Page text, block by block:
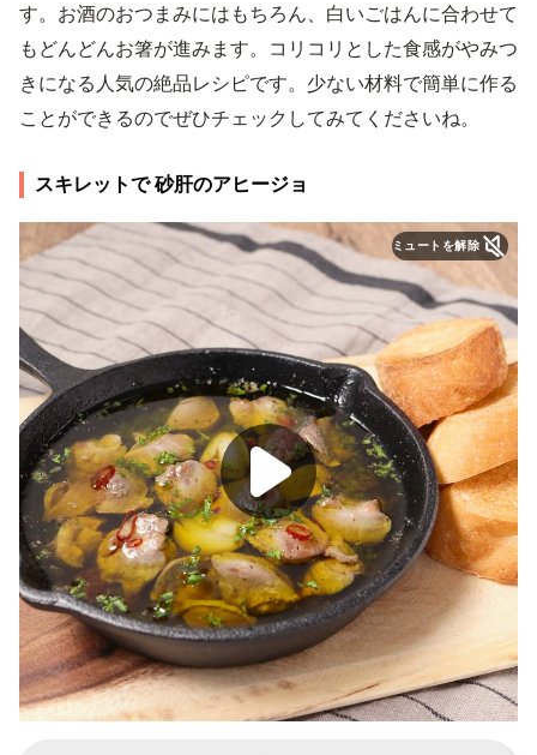
す。お酒のおつまみにはもちろん、白いごはんに合わせて
もどんどんお箸が進みます。コリコリとした食感がやみつ
きになる人気の絶品レシピです。少ない材料で簡単に作る
ことができるのでぜひチェックしてみてくださいね。
スキレットで 砂肝のアヒージョ
ミュートを解除